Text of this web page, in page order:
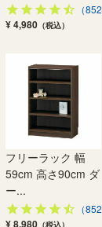
（852
¥ 4,980 （税込）
フリーラック 幅
59cm 高さ90cm ダ
ー...
（852
¥ 8,980 （税込）